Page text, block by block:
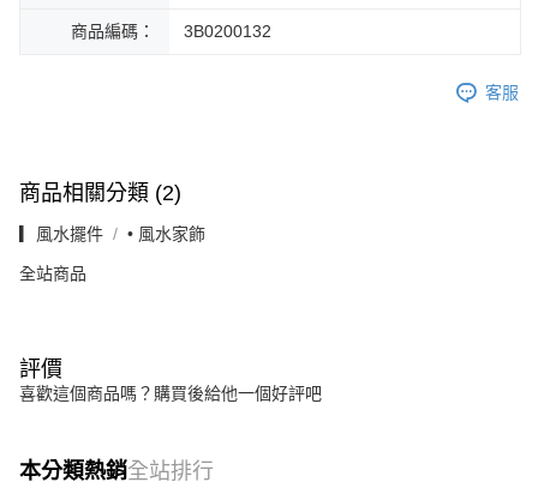
商品編碼： 3B0200132
客服
商品相關分類 (2)
▎風水擺件 • 風水家飾
全站商品
評價
喜歡這個商品嗎？購買後給他一個好評吧
本分類熱銷全站排行